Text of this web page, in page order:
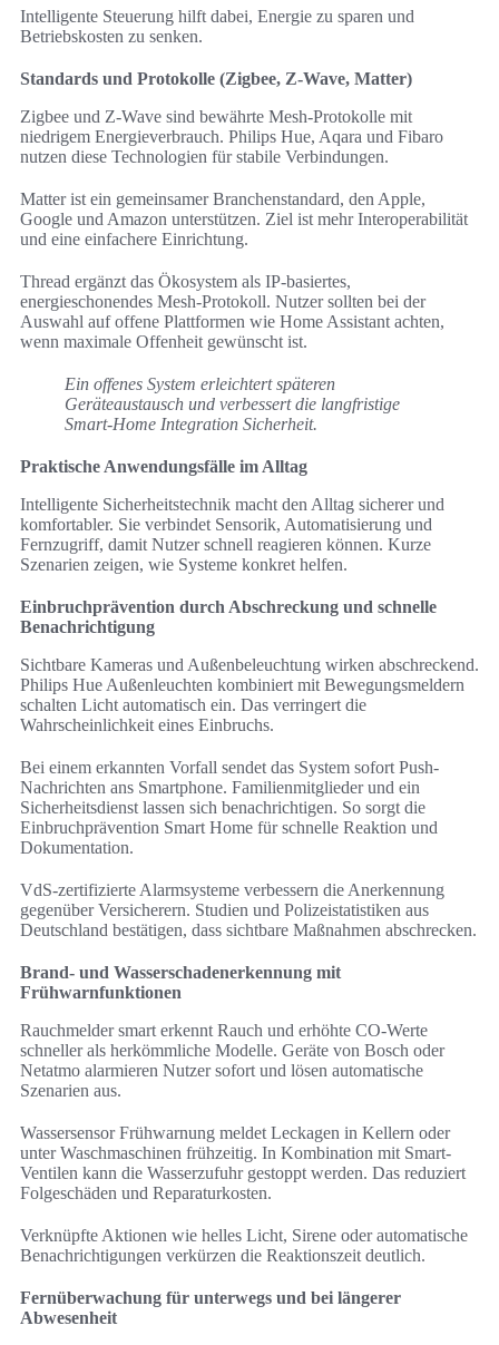
Intelligente Steuerung hilft dabei, Energie zu sparen und
Betriebskosten zu senken.
Standards und Protokolle (Zigbee, Z-Wave, Matter)
Zigbee und Z-Wave sind bewährte Mesh-Protokolle mit
niedrigem Energieverbrauch. Philips Hue, Aqara und Fibaro
nutzen diese Technologien für stabile Verbindungen.
Matter ist ein gemeinsamer Branchenstandard, den Apple,
Google und Amazon unterstützen. Ziel ist mehr Interoperabilität
und eine einfachere Einrichtung.
Thread ergänzt das Ökosystem als IP-basiertes,
energieschonendes Mesh-Protokoll. Nutzer sollten bei der
Auswahl auf offene Plattformen wie Home Assistant achten,
wenn maximale Offenheit gewünscht ist.
Ein offenes System erleichtert späteren
Geräteaustausch und verbessert die langfristige
Smart-Home Integration Sicherheit.
Praktische Anwendungsfälle im Alltag
Intelligente Sicherheitstechnik macht den Alltag sicherer und
komfortabler. Sie verbindet Sensorik, Automatisierung und
Fernzugriff, damit Nutzer schnell reagieren können. Kurze
Szenarien zeigen, wie Systeme konkret helfen.
Einbruchprävention durch Abschreckung und schnelle
Benachrichtigung
Sichtbare Kameras und Außenbeleuchtung wirken abschreckend.
Philips Hue Außenleuchten kombiniert mit Bewegungsmeldern
schalten Licht automatisch ein. Das verringert die
Wahrscheinlichkeit eines Einbruchs.
Bei einem erkannten Vorfall sendet das System sofort Push-
Nachrichten ans Smartphone. Familienmitglieder und ein
Sicherheitsdienst lassen sich benachrichtigen. So sorgt die
Einbruchprävention Smart Home für schnelle Reaktion und
Dokumentation.
VdS-zertifizierte Alarmsysteme verbessern die Anerkennung
gegenüber Versicherern. Studien und Polizeistatistiken aus
Deutschland bestätigen, dass sichtbare Maßnahmen abschrecken.
Brand- und Wasserschadenerkennung mit
Frühwarnfunktionen
Rauchmelder smart erkennt Rauch und erhöhte CO-Werte
schneller als herkömmliche Modelle. Geräte von Bosch oder
Netatmo alarmieren Nutzer sofort und lösen automatische
Szenarien aus.
Wassersensor Frühwarnung meldet Leckagen in Kellern oder
unter Waschmaschinen frühzeitig. In Kombination mit Smart-
Ventilen kann die Wasserzufuhr gestoppt werden. Das reduziert
Folgeschäden und Reparaturkosten.
Verknüpfte Aktionen wie helles Licht, Sirene oder automatische
Benachrichtigungen verkürzen die Reaktionszeit deutlich.
Fernüberwachung für unterwegs und bei längerer
Abwesenheit